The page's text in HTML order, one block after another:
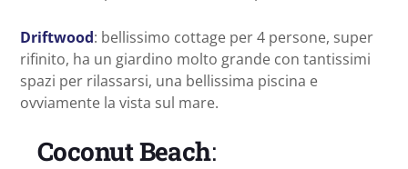
Driftwood: bellissimo cottage per 4 persone, super
rifinito, ha un giardino molto grande con tantissimi
spazi per rilassarsi, una bellissima piscina e
ovviamente la vista sul mare.
Coconut Beach: